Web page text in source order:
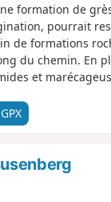
formation de
pourrait
de formations
du chemin. En
et